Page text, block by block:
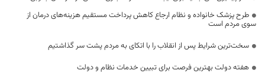
طرح پزشک خانواده و نظام ارجاع کاهش پرداخت مستقیم هزینه‌های درمان از
سوی مردم است
سخت‌ترین شرایط پس از انقلاب را با اتکای به مردم پشت سر گذاشتیم
هفته دولت بهترین فرصت برای تبیین خدمات نظام و دولت